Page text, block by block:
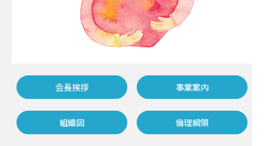
会長挨拶 事業案内
組織図 倫理綱領